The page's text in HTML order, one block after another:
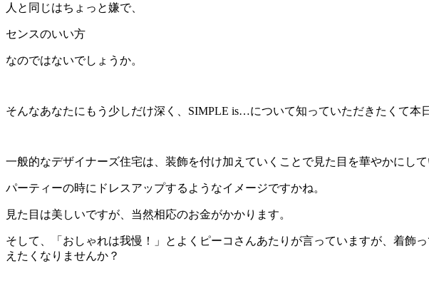
人と同じはちょっと嫌で、
センスのいい方
なのではないでしょうか。
そんなあなたにもう少しだけ深く、SIMPLE is…について知っていただきたくて本
一般的なデザイナーズ住宅は、装飾を付け加えていくことで見た目を華やかにして
パーティーの時にドレスアップするようなイメージですかね。
見た目は美しいですが、当然相応のお金がかかります。
そして、「おしゃれは我慢！」とよくピーコさんあたりが言っていますが、着飾
えたくなりませんか？